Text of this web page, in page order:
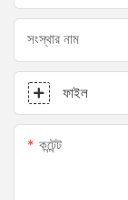
সংস্থার নাম
ফাইল
কন্টেন্ট